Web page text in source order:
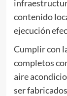
contenido
ejecución
Cumplir con
completos
aire
ser